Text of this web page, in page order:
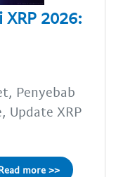
XRP 2026:
Penyebab
Update XRP
more >>